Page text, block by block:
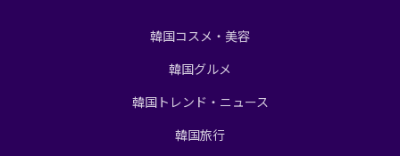
韓国コスメ・美容
韓国グルメ
韓国トレンド・ニュース
韓国旅行